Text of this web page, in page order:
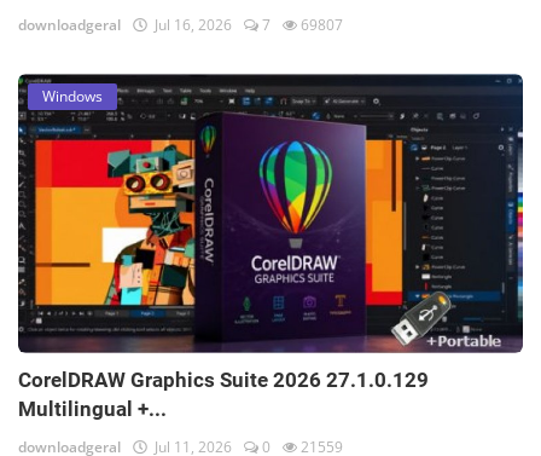
downloadgeral Jul 16, 2026 7 69807
Windows
CorelDRAW Graphics Suite 2026 27.1.0.129
Multilingual +...
downloadgeral Jul 11, 2026 0 21559